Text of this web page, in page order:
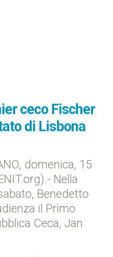
ceco Fischer
di Lisbona
domenica, 15
Nella
Benedetto
il Primo
Ceca, Jan